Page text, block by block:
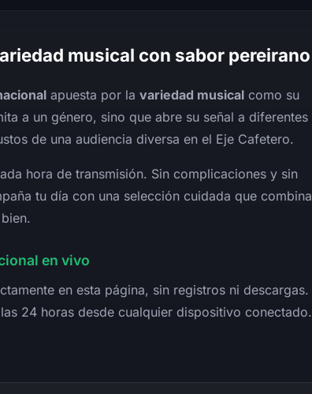
musical con sabor pereirano
apuesta por la variedad musical como su
a un género, sino que abre su señal a diferentes
de una audiencia diversa en el Eje Cafetero.
hora de transmisión. Sin complicaciones y sin
tu día con una selección cuidada que combina
en vivo
en esta página, sin registros ni descargas.
24 horas desde cualquier dispositivo conectado.